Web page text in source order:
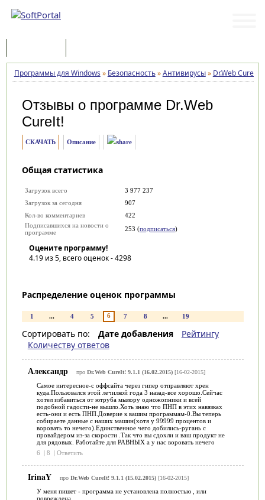
Программы для Windows » Безопасность»Антивирусы» Dr.Web CureIt!
Отзывы о программе Dr.Web
CureIt!
СКАЧАТЬ Описание
Общая статистика
Загрузок всего
3 977 237
Загрузок за сегодня
907
Кол-во комментариев
422
Подписавшихся на новости о
программе
253 (подписаться)
Оцените программу!
4.19из 5, всего оценок -4298
Распределение оценок программы
1 ... 4 5 6 7 8 ... 19
Сортировать по: Дате добавления
Рейтингу
Количеству ответов
Александр про Dr.Web CureIt! 9.1.1 (16.02.2015)[16-02-2015]
Самое интересное-с оффсайта через гипер отправляют хрен
куда.Пользовался этой лечилкой года 3 назад-все хорошо.Сейчас
хотел избавиться от ютруба мылору одножопники и всей
подобной гадости-не вышло.Хоть знаю что ПНП в этих навязках
есть-они и есть ПНП.Доверие к вашим программам-0.Вы теперь
собираете данные с наших машин(хотя у 99999 процентов и
воровать то нечего).Единственное чего добились-ругань с
провайдером из-за скорости .Так что вы сдохли и ваш продукт не
для рядовых. Работайте для РАВНЫХ а у нас воровать нечего
6
| 8 | Ответить
IrinaY про Dr.Web CureIt! 9.1.1 (15.02.2015)[16-02-2015]
У меня пишет - программа не установлена полностью , или
повреждена.